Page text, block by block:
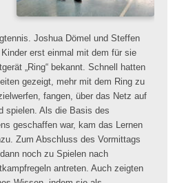
Joshua Dömel und Steffen
erst einmal mit dem für sie
„Ring“ bekannt. Schnell hatten
gezeigt, mehr mit dem Ring zu
fangen, über das Netz auf
spielen. Als die Basis des
geschaffen war, kam das Lernen
Zum Abschluss des Vormittags
noch zu Spielen nach
antreten. Auch zeigten